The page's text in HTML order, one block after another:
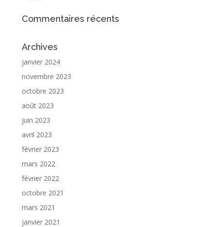
Commentaires récents
Archives
janvier 2024
novembre 2023
octobre 2023
août 2023
juin 2023
avril 2023
février 2023
mars 2022
février 2022
octobre 2021
mars 2021
janvier 2021